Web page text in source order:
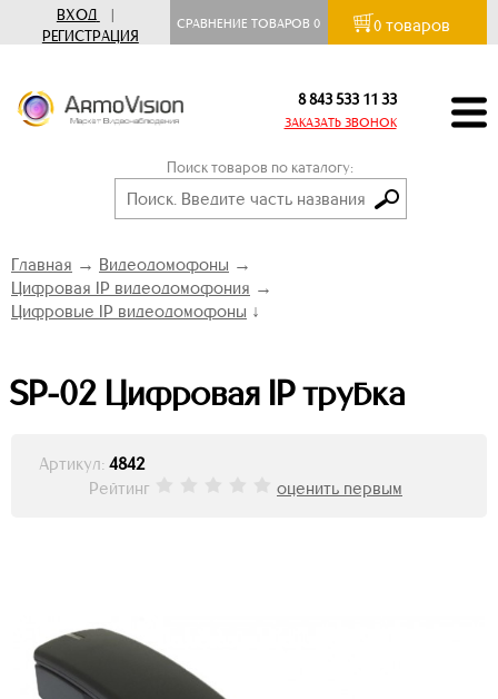
ВХОД
|
РЕГИСТРАЦИЯ
СРАВНЕНИЕ ТОВАРОВ0 0 товаров
8 843 533 11 33
ЗАКАЗАТЬ ЗВОНОК
Поиск товаров по каталогу:
Главная → Видеодомофоны →
Цифровая IP видеодомофония →
Цифровые IP видеодомофоны ↓
SP-02 Цифровая IP трубка
Артикул: 4842
Рейтинг
оценить первым